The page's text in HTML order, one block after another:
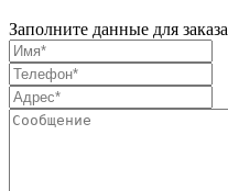
Заполните данные для заказа